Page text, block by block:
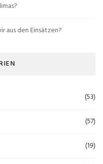
aus den Einsätzen?
(53)
(57)
(19)